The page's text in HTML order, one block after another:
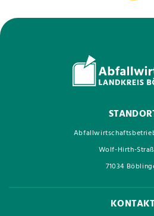
Wolf-Hirth-
71034